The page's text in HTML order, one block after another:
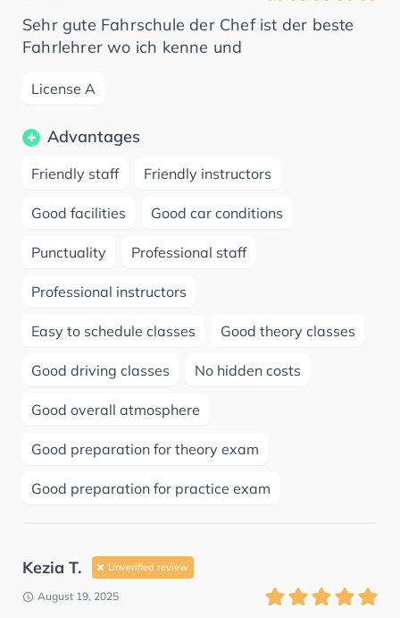
Sehr gute Fahrschule der Chef ist der beste
Fahrlehrer wo ich kenne und
License A
Advantages
Friendly staff Friendly instructors
Good facilities Good car conditions
Punctuality Professional staff
Professional instructors
Easy to schedule classes Good theory classes
Good driving classes No hidden costs
Good overall atmosphere
Good preparation for theory exam
Good preparation for practice exam
Kezia T. Unverified review
August 19, 2025